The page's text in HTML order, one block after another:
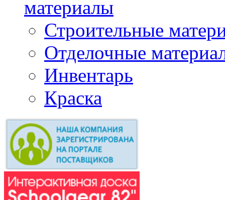
материалы
Строительные
Отделочные
Инвентарь
Краска